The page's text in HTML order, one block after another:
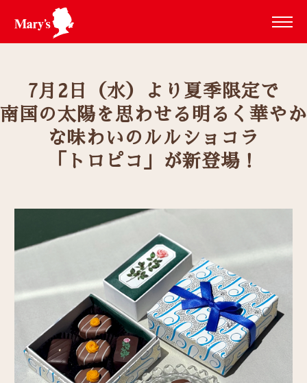
7月2日（水）より夏季限定で
南国の太陽を思わせる明るく華やか
な味わいのルルショコラ
「トロピコ」が新登場！